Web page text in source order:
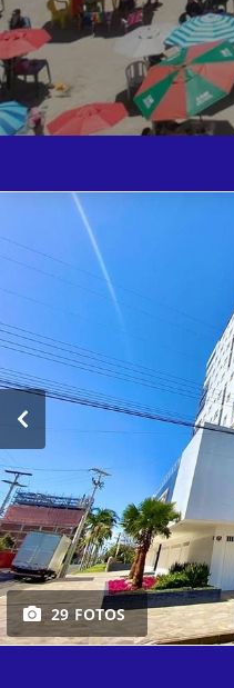
29 FOTOS